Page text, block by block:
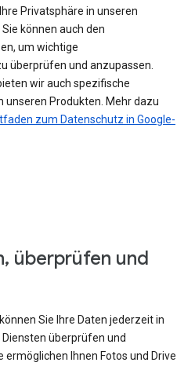
Privatsphäre in unseren
können auch den
um wichtige
überprüfen und anzupassen.
wir auch spezifische
unseren Produkten. Mehr dazu
zum Datenschutz in Google-
überprüfen und
Sie Ihre Daten jederzeit in
überprüfen und
Ihnen Fotos und Drive